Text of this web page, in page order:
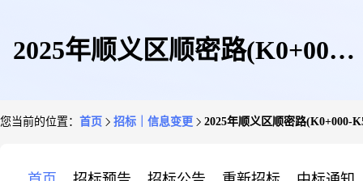
2025年顺义区顺密路(K0+000-
您当前的位置： 首页 招标｜信息变更 2025年顺义区顺密路(K0+000-